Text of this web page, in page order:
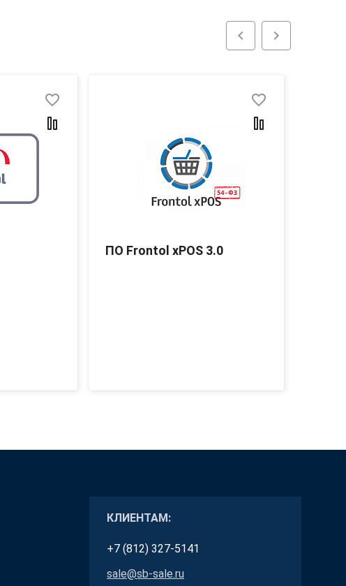
chevron_left chevron_right
favorite_border
ПО Frontol xPOS 3.0
favorite_border
КЛИЕНТАМ:
+7 (812) 327-5141
sale@sb-sale.ru